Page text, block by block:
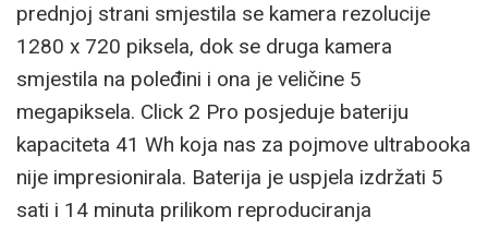
prednjoj strani smjestila se kamera rezolucije
1280 x 720 piksela, dok se druga kamera
smjestila na poleđini i ona je veličine 5
megapiksela. Click 2 Pro posjeduje bateriju
kapaciteta 41 Wh koja nas za pojmove ultrabooka
nije impresionirala. Baterija je uspjela izdržati 5
sati i 14 minuta prilikom reproduciranja